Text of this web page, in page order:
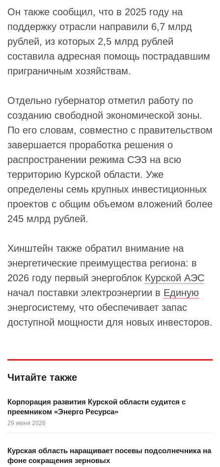
Он также сообщил, что в 2025 году на
поддержку отрасли направили 6,7 млрд
рублей, из которых 2,5 млрд рублей
составила адресная помощь пострадавшим
приграничным хозяйствам.
Отдельно губернатор отметил работу по
созданию свободной экономической зоны.
По его словам, совместно с правительством
завершается проработка решения о
распространении режима СЭЗ на всю
территорию Курской области. Уже
определены семь крупных инвестиционных
проектов с общим объемом вложений более
245 млрд рублей.
Хинштейн также обратил внимание на
энергетические преимущества региона: в
2026 году первый энергоблок Курской АЭС
начал поставки электроэнергии в Единую
энергосистему, что обеспечивает запас
доступной мощности для новых инвесторов.
Читайте также
Корпорация развития Курской области судится с
преемником «Энерго Ресурса»
29 июня 2026
Курская область наращивает посевы подсолнечника на
фоне сокращения зерновых